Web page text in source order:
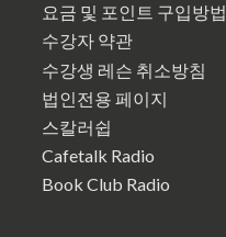
요금 및 포인트 구입방법
수강자 약관
수강생 레슨 취소방침
법인전용 페이지
스칼러쉽
Cafetalk Radio
Book Club Radio